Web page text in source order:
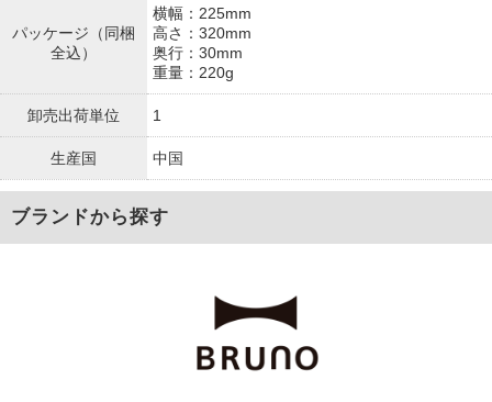
パッケージ（同梱
全込）
横幅：225mm
高さ：320mm
奥行：30mm
重量：220g
卸売出荷単位 1
生産国 中国
ブランドから探す